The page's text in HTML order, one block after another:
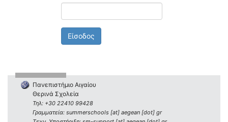
Είσοδος
Πανεπιστήμιο Αιγαίου
Θερινά Σχολεία
Τηλ: +30 22410 99428
Γραμματεία: summerschools [at] aegean [dot] gr